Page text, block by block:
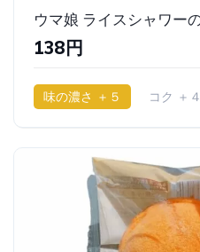
138円
味の濃さ ＋５ コク ＋４